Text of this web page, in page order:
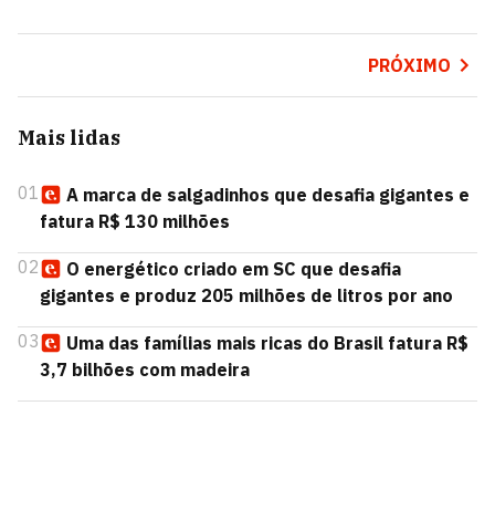
PRÓXIMO
Mais lidas
01
A marca de salgadinhos que desafia gigantes e
fatura R$ 130 milhões
02
O energético criado em SC que desafia
gigantes e produz 205 milhões de litros por ano
03
Uma das famílias mais ricas do Brasil fatura R$
3,7 bilhões com madeira